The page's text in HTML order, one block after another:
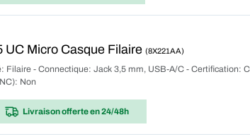
UC Micro Casque Filaire (8X221AA)
Filaire - Connectique: Jack 3,5 mm, USB-A/C - Certification:
Non
Livraison offerteen 24/48h